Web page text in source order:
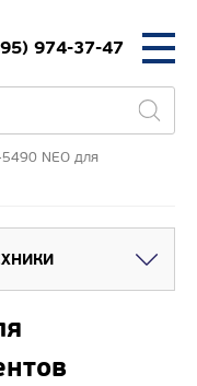
974-37-47
NEO для